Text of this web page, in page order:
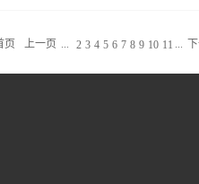
型、外观样式、尺寸规格，以及核...
到紧急用章场景时，常常陷入手忙脚乱
无论是批量盖章还是零散用章，都能快
不相同，通用印章往往难以满足个性化
页 上一页 ... 2 3 4 5 6 7 8 9 10 11 ...